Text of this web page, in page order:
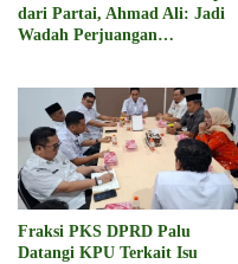
dari Partai, Ahmad Ali: Jadi
Wadah Perjuangan
Fraksi PKS DPRD Palu
Datangi KPU Terkait Isu